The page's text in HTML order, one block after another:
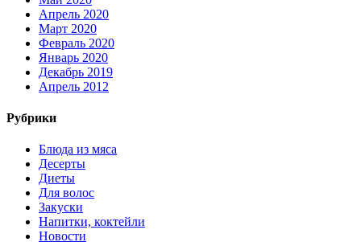
Апрель 2020
Март 2020
Февраль 2020
Январь 2020
Декабрь 2019
Апрель 2012
Рубрики
Блюда из мяса
Десерты
Диеты
Для волос
Закуски
Напитки, коктейли
Новости